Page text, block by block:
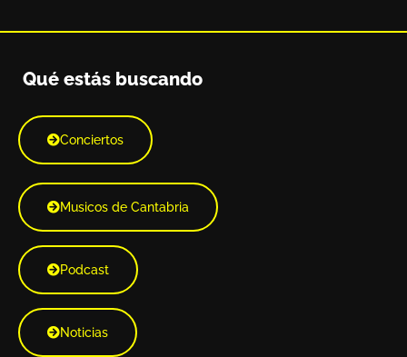
Qué estás buscando
Conciertos
Musicos de Cantabria
Podcast
Noticias